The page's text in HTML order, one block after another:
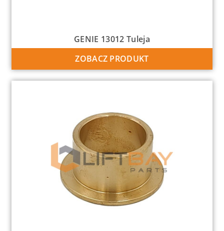
GENIE 13012 Tuleja
ZOBACZ PRODUKT